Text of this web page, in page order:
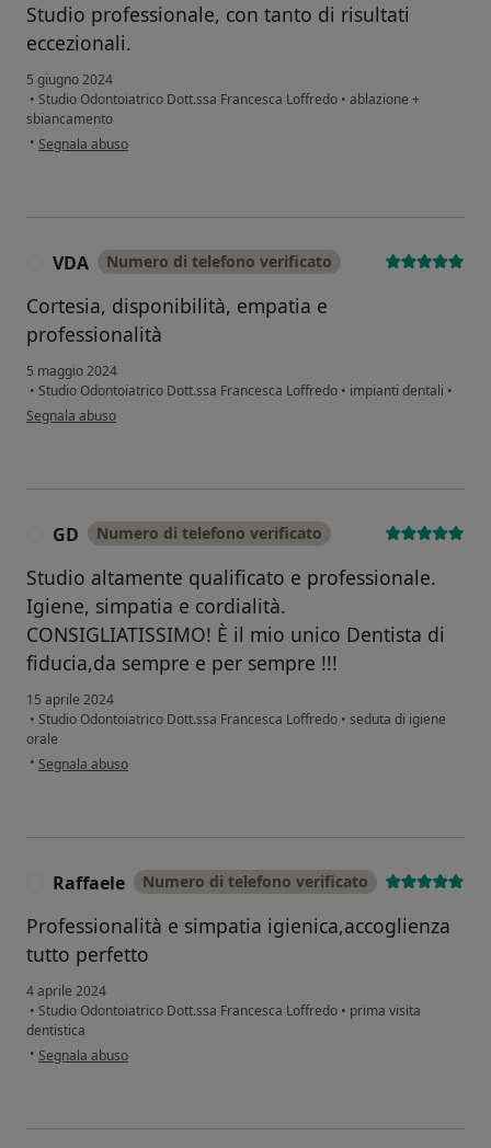
Studio professionale, con tanto di risultati
eccezionali.
5 giugno 2024
• Studio Odontoiatrico Dott.ssa Francesca Loffredo • ablazione +
sbiancamento
• secondo l'opinione dell'utente G.C
Segnala abuso
VDA Numero di telefono verificato
Cortesia, disponibilità, empatia e
professionalità
5 maggio 2024
• Studio Odontoiatrico Dott.ssa Francesca Loffredo • impianti dentali •
secondo l'opinione dell'utente VDA
Segnala abuso
GD Numero di telefono verificato
Studio altamente qualificato e professionale.
Igiene, simpatia e cordialità.
CONSIGLIATISSIMO! È il mio unico Dentista di
fiducia,da sempre e per sempre !!!
15 aprile 2024
• Studio Odontoiatrico Dott.ssa Francesca Loffredo • seduta di igiene
orale
• secondo l'opinione dell'utente GD
Segnala abuso
Raffaele Numero di telefono verificato
Professionalità e simpatia igienica,accoglienza
tutto perfetto
4 aprile 2024
• Studio Odontoiatrico Dott.ssa Francesca Loffredo • prima visita
dentistica
• secondo l'opinione dell'utente Raffaele
Segnala abuso